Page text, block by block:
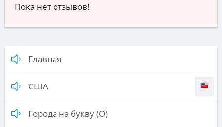
Пока нет отзывов!
Главная
США
Города на букву (О)